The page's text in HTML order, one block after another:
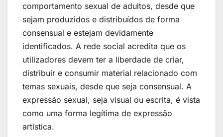
comportamento sexual de adultos, desde que
sejam produzidos e distribuídos de forma
consensual e estejam devidamente
identificados. A rede social acredita que os
utilizadores devem ter a liberdade de criar,
distribuir e consumir material relacionado com
temas sexuais, desde que seja consensual. A
expressão sexual, seja visual ou escrita, é vista
como uma forma legítima de expressão
artística.